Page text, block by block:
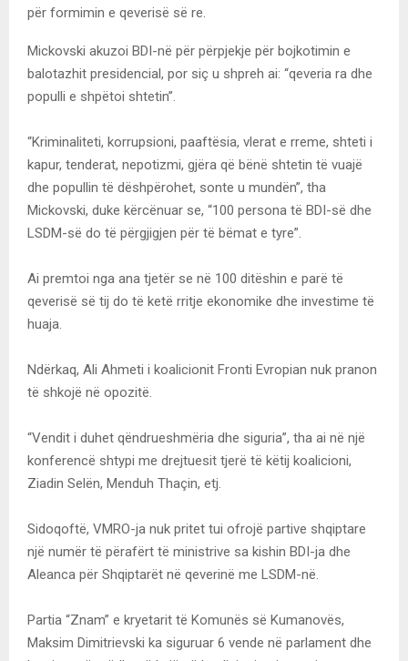
për formimin e qeverisë së re.
Mickovski akuzoi BDI-në për përpjekje për bojkotimin e
balotazhit presidencial, por siç u shpreh ai: “qeveria ra dhe
populli e shpëtoi shtetin”.
“Kriminaliteti, korrupsioni, paaftësia, vlerat e rreme, shteti i
kapur, tenderat, nepotizmi, gjëra që bënë shtetin të vuajë
dhe popullin të dëshpërohet, sonte u mundën”, tha
Mickovski, duke kërcënuar se, “100 persona të BDI-së dhe
LSDM-së do të përgjigjen për të bëmat e tyre”.
Ai premtoi nga ana tjetër se në 100 ditëshin e parë të
qeverisë së tij do të ketë rritje ekonomike dhe investime të
huaja.
Ndërkaq, Ali Ahmeti i koalicionit Fronti Evropian nuk pranon
të shkojë në opozitë.
“Vendit i duhet qëndrueshmëria dhe siguria”, tha ai në një
konferencë shtypi me drejtuesit tjerë të këtij koalicioni,
Ziadin Selën, Menduh Thaçin, etj.
Sidoqoftë, VMRO-ja nuk pritet tui ofrojë partive shqiptare
një numër të përafërt të ministrive sa kishin BDI-ja dhe
Aleanca për Shqiptarët në qeverinë me LSDM-në.
Partia “Znam” e kryetarit të Komunës së Kumanovës,
Maksim Dimitrievski ka siguruar 6 vende në parlament dhe